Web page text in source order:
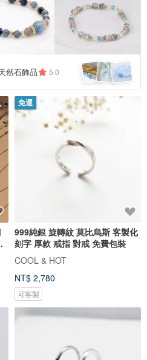
然石飾品 5.0
免運
999純銀 旋轉紋 莫比烏斯 客製化
刻字 厚款 戒指 對戒 免費包裝
COOL & HOT
NT$ 2,780
可客製